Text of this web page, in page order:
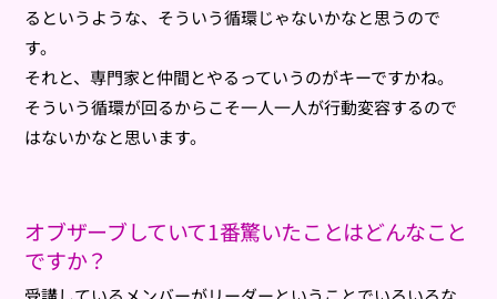
るというような、そういう循環じゃないかなと思うので
す。
それと、専門家と仲間とやるっていうのがキーですかね。
そういう循環が回るからこそ一人一人が行動変容するので
はないかなと思います。
オブザーブしていて1番驚いたことはどんなこと
ですか？